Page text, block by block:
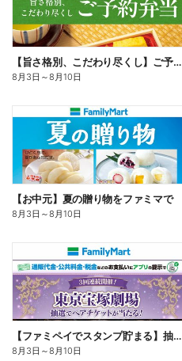
【旨さ格別、こだわり尽くし】ご予約弁当
8月3日 ～8月10日
【お中元】夏の贈り物をファミマで
8月3日 ～8月10日
【ファミペイでスタンプ貯まる】抽選でペアチケットが当たる!
8月3日 ～8月10日